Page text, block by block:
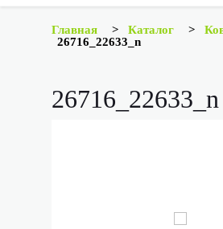
Главная > Каталог >
26716_22633_n
26716_22633_n